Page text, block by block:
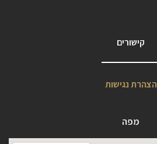
קישורים
הצהרת נגישות
מפה